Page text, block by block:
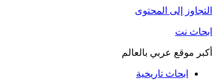
التجاوز إلى المحتوى
ابحاث نت
أكبر موقع عربي بالعالم
ابحاث تاريخية